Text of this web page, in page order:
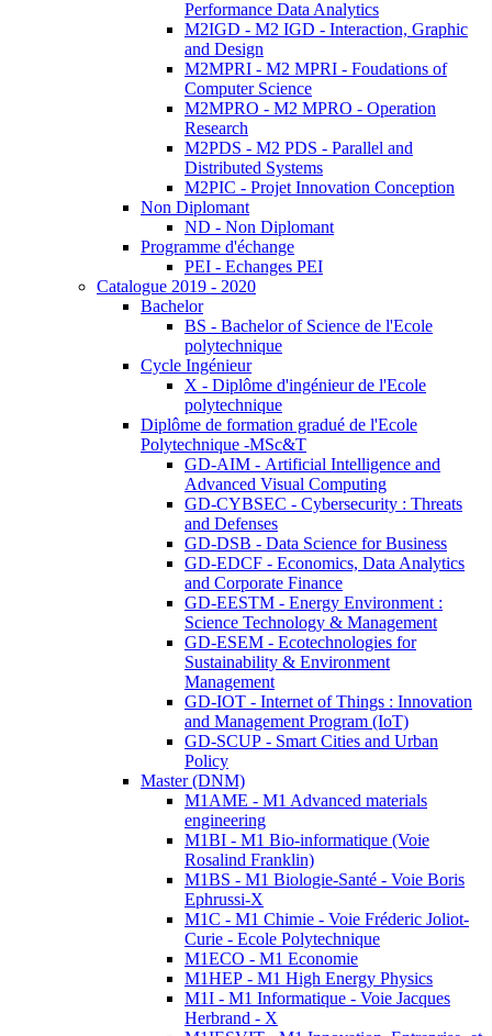
Performance Data Analytics
M2IGD - M2 IGD - Interaction, Graphic
and Design
M2MPRI - M2 MPRI - Foudations of
Computer Science
M2MPRO - M2 MPRO - Operation
Research
M2PDS - M2 PDS - Parallel and
Distributed Systems
M2PIC - Projet Innovation Conception
Non Diplomant
ND - Non Diplomant
Programme d'échange
PEI - Echanges PEI
Catalogue 2019 - 2020
Bachelor
BS - Bachelor of Science de l'Ecole
polytechnique
Cycle Ingénieur
X - Diplôme d'ingénieur de l'Ecole
polytechnique
Diplôme de formation gradué de l'Ecole
Polytechnique -MSc&T
GD-AIM - Artificial Intelligence and
Advanced Visual Computing
GD-CYBSEC - Cybersecurity : Threats
and Defenses
GD-DSB - Data Science for Business
GD-EDCF - Economics, Data Analytics
and Corporate Finance
GD-EESTM - Energy Environment :
Science Technology & Management
GD-ESEM - Ecotechnologies for
Sustainability & Environment
Management
GD-IOT - Internet of Things : Innovation
and Management Program (IoT)
GD-SCUP - Smart Cities and Urban
Policy
Master (DNM)
M1AME - M1 Advanced materials
engineering
M1BI - M1 Bio-informatique (Voie
Rosalind Franklin)
M1BS - M1 Biologie-Santé - Voie Boris
Ephrussi-X
M1C - M1 Chimie - Voie Fréderic Joliot-
Curie - Ecole Polytechnique
M1ECO - M1 Economie
M1HEP - M1 High Energy Physics
M1I - M1 Informatique - Voie Jacques
Herbrand - X